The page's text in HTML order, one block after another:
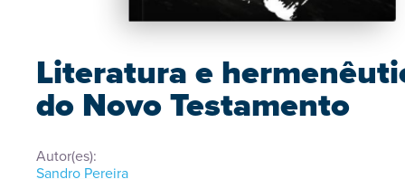
Literatura e
do Novo Testamento
Autor(es):
Sandro Pereira